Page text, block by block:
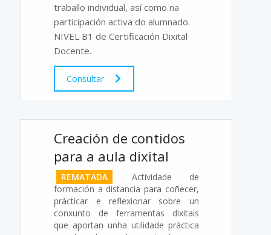
traballo individual, así como na
participación activa do alumnado.
NIVEL B1 de Certificación Dixital
Docente.
Consultar
Creación de contidos
para a aula dixital
REMATADA
Actividade de
formación a distancia para coñecer,
prácticar e reflexionar sobre un
conxunto de ferramentas dixitais
que aportan unha utilidade práctica